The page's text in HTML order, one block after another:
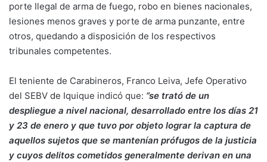
porte Ilegal de arma de fuego, robo en bienes nacionales,
lesiones menos graves y porte de arma punzante, entre
otros, quedando a disposición de los respectivos
tribunales competentes.
El teniente de Carabineros, Franco Leiva, Jefe Operativo
del SEBV de Iquique indicó que: ”se trató de un
despliegue a nivel nacional, desarrollado entre los días 21
y 23 de enero y que tuvo por objeto lograr la captura de
aquellos sujetos que se mantenían prófugos de la justicia
y cuyos delitos cometidos generalmente derivan en una